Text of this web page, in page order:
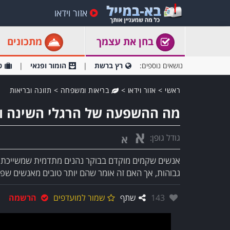
אזור וידאו
בחן את עצמך מתכונים
נושאים נוספים: רץ ברשת הומור ופנאי
ראשי > אזור וידאו > בריאות ומשפחה > תזונה ובריאות
מה ההשפעה של הרגלי השינה
גודל גופן: א א
אנשים שקמים מוקדם בבוקר נהנים מתדמית שמשייכת
גבוהות, אך האם זה אומר שהם יותר טובים מאנשים
אהבו:
143 שתף שמור למועדפים הרשמה